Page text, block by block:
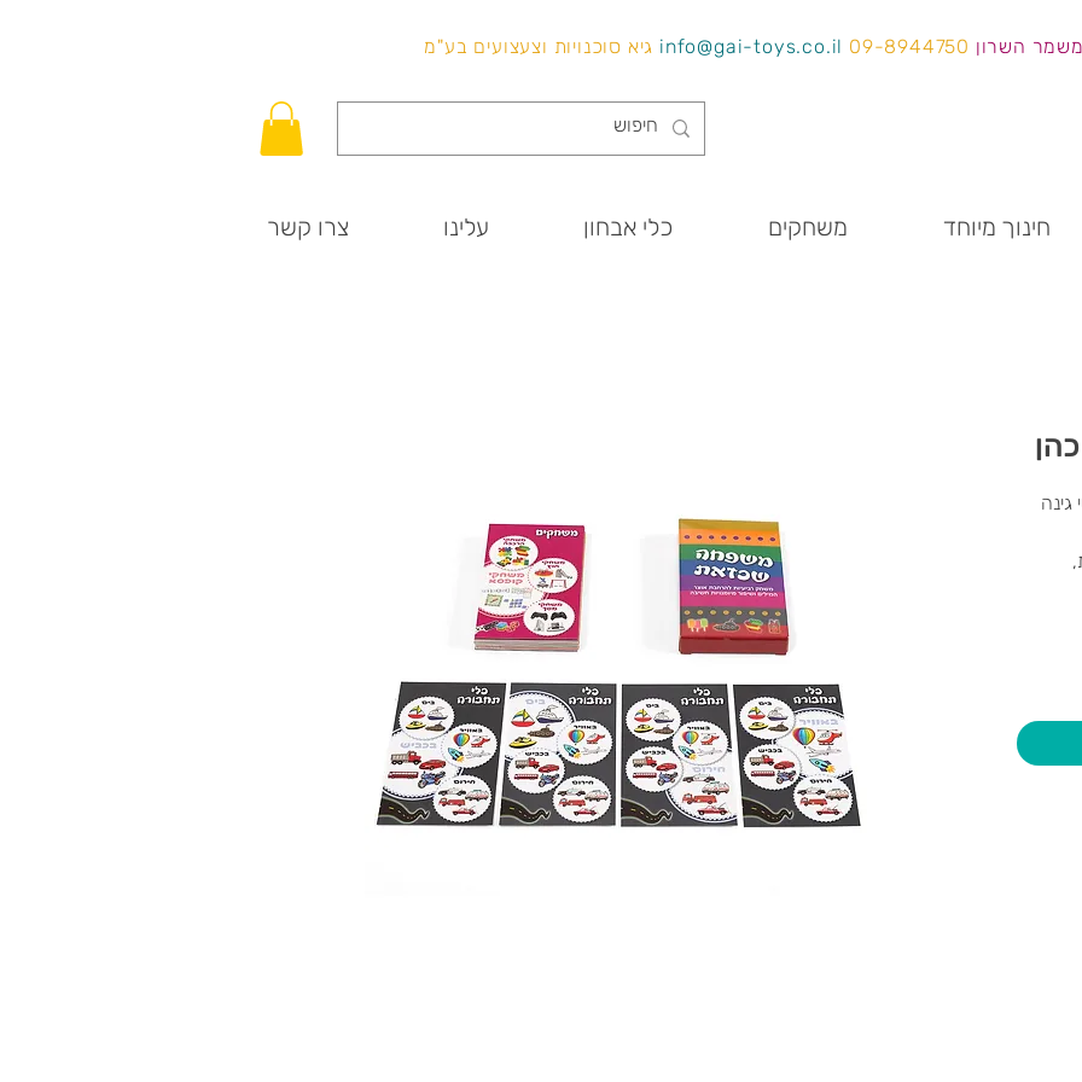
משמר השרון 09-8944750
info@gai-toys.co.il גיא סוכנויות וצעצועים בע"מ
חינוך מיוחד משחקים כלי אבחון עלינו צרו קשר